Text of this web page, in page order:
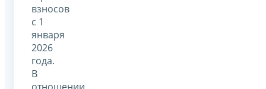
взносов
с 1
января
2026
года.
В
отношении